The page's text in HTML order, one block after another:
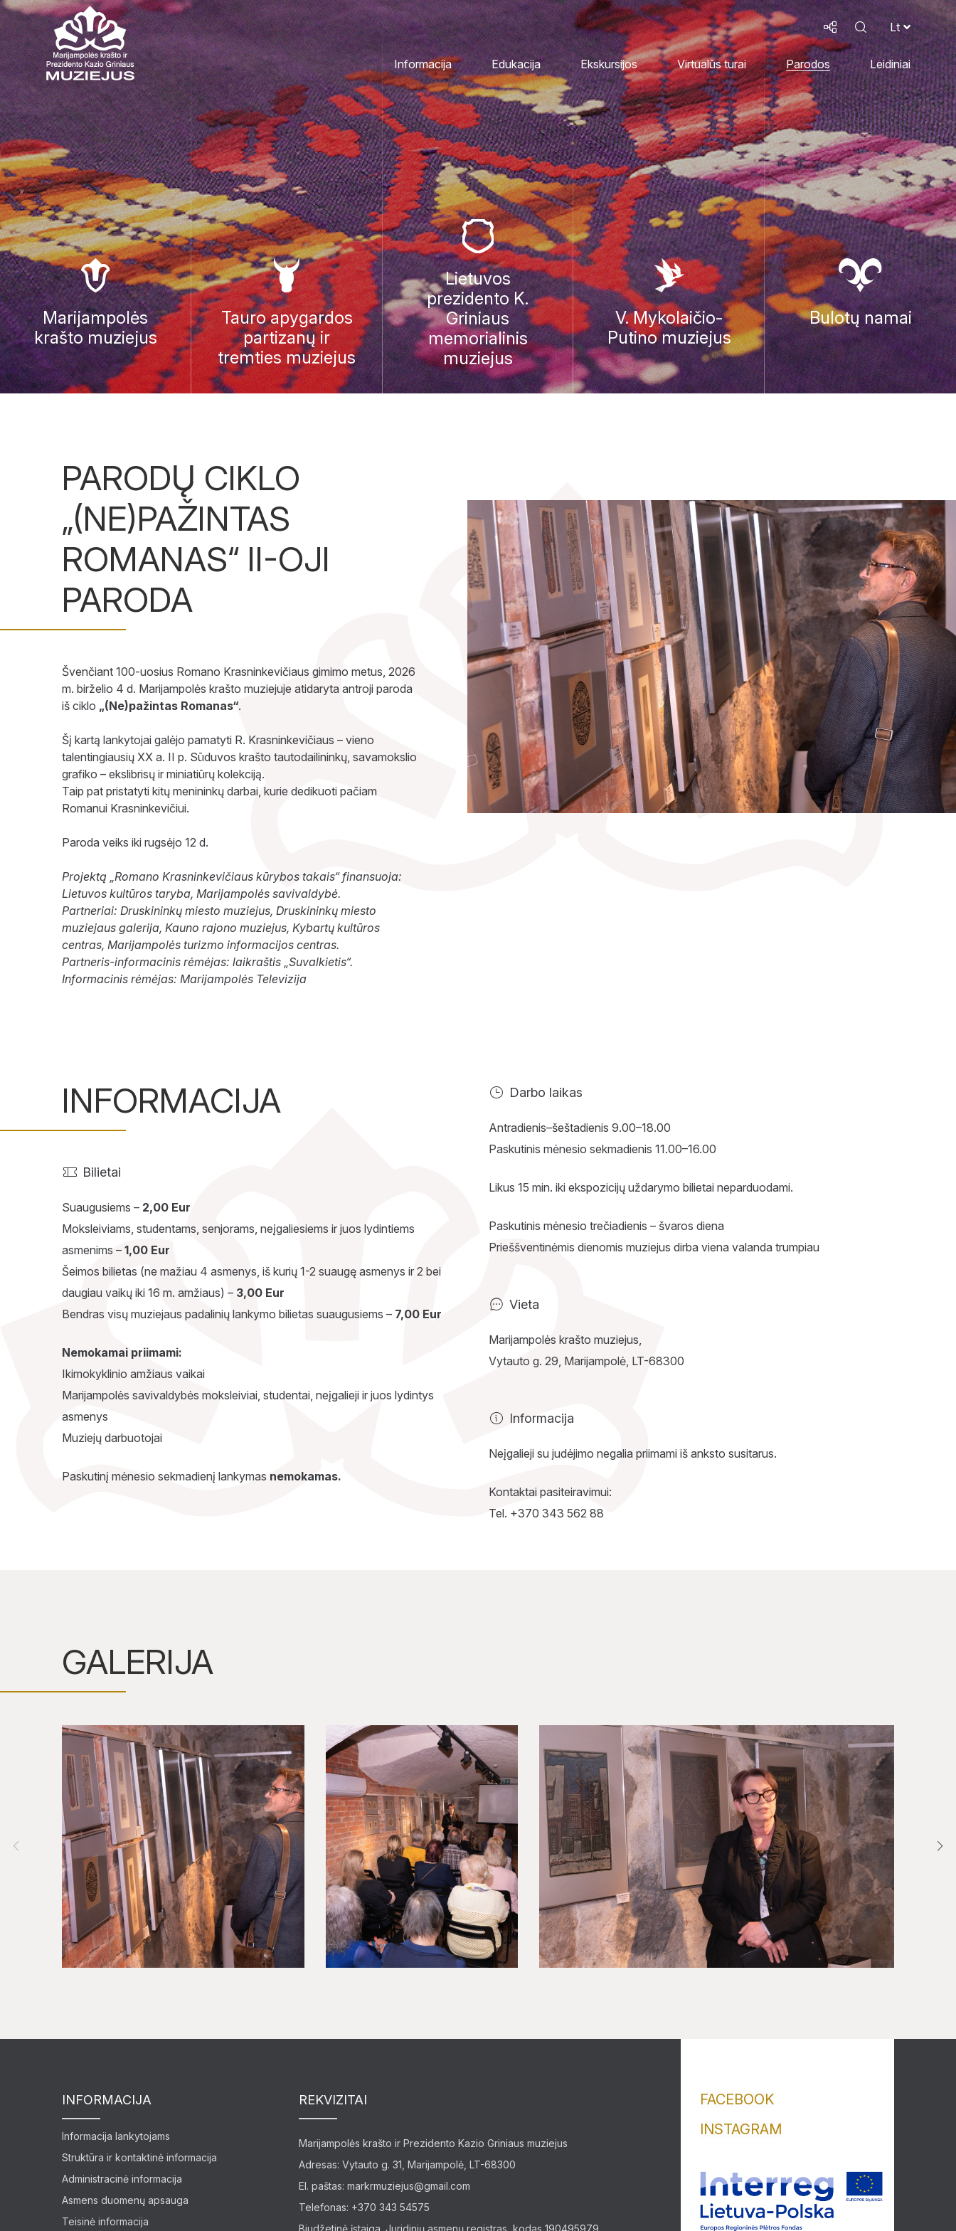
Lt
Informacija Edukacija Ekskursijos Virtualūs turai Parodos Leidiniai
Marijampolės
krašto muziejus
Tauro apygardos
partizanų ir
tremties muziejus
Lietuvos
prezidento K.
Griniaus
memorialinis
muziejus
V. Mykolaičio-
Putino muziejus
Bulotų namai
PARODŲ CIKLO
„(NE)PAŽINTAS
ROMANAS“ II-OJI
PARODA
Švenčiant 100-uosius Romano Krasninkevičiaus gimimo metus, 2026
m. birželio 4 d. Marijampolės krašto muziejuje atidaryta antroji paroda
iš ciklo „(Ne)pažintas Romanas“.
Šį kartą lankytojai galėjo pamatyti R. Krasninkevičiaus – vieno
talentingiausių XX a. II p. Sūduvos krašto tautodailininkų, savamokslio
grafiko – ekslibrisų ir miniatiūrų kolekciją.
Taip pat pristatyti kitų menininkų darbai, kurie dedikuoti pačiam
Romanui Krasninkevičiui.
Paroda veiks iki rugsėjo 12 d.
Projektą „Romano Krasninkevičiaus kūrybos takais“ finansuoja:
Lietuvos kultūros taryba, Marijampolės savivaldybė.
Partneriai: Druskininkų miesto muziejus, Druskininkų miesto
muziejaus galerija, Kauno rajono muziejus, Kybartų kultūros
centras, Marijampolės turizmo informacijos centras.
Partneris-informacinis rėmėjas: laikraštis „Suvalkietis“.
Informacinis rėmėjas: Marijampolės Televizija
INFORMACIJA
Bilietai
Suaugusiems – 2,00 Eur
Moksleiviams, studentams, senjorams, neįgaliesiems ir juos lydintiems
asmenims – 1,00 Eur
Šeimos bilietas (ne mažiau 4 asmenys, iš kurių 1-2 suaugę asmenys ir 2 bei
daugiau vaikų iki 16 m. amžiaus) – 3,00 Eur
Bendras visų muziejaus padalinių lankymo bilietas suaugusiems – 7,00 Eur
Nemokamai priimami:
Ikimokyklinio amžiaus vaikai
Marijampolės savivaldybės moksleiviai, studentai, neįgalieji ir juos lydintys
asmenys
Muziejų darbuotojai
Paskutinį mėnesio sekmadienį lankymas nemokamas.
Darbo laikas
Antradienis–šeštadienis 9.00–18.00
Paskutinis mėnesio sekmadienis 11.00–16.00
Likus 15 min. iki ekspozicijų uždarymo bilietai neparduodami.
Paskutinis mėnesio trečiadienis – švaros diena
Prieššventinėmis dienomis muziejus dirba viena valanda trumpiau
Vieta
Marijampolės krašto muziejus,
Vytauto g. 29, Marijampolė, LT-68300
Informacija
Neįgalieji su judėjimo negalia priimami iš anksto susitarus.
Kontaktai pasiteiravimui:
Tel. +370 343 562 88
GALERIJA
INFORMACIJA
Informacija lankytojams
Struktūra ir kontaktinė informacija
Administracinė informacija
Asmens duomenų apsauga
Teisinė informacija
REKVIZITAI
Marijampolės krašto ir Prezidento Kazio Griniaus muziejus
Adresas: Vytauto g. 31, Marijampolė, LT-68300
El. paštas: markrmuziejus@gmail.com
Telefonas: +370 343 54575
FACEBOOK
INSTAGRAM